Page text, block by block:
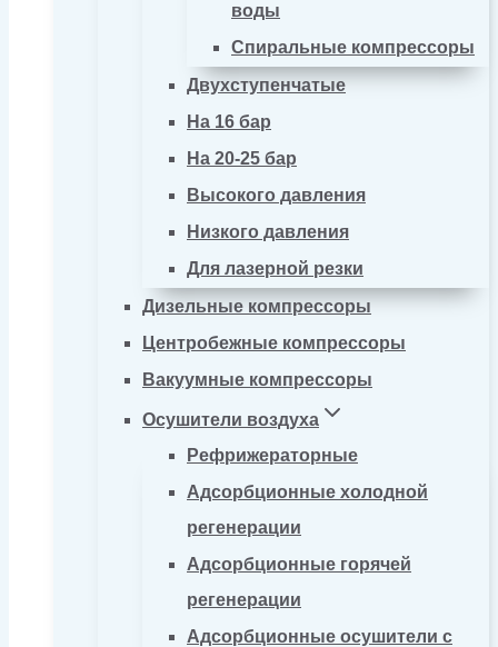
воды
Спиральные компрессоры
Двухступенчатые
На 16 бар
На 20-25 бар
Высокого давления
Низкого давления
Для лазерной резки
Дизельные компрессоры
Центробежные компрессоры
Вакуумные компрессоры
Осушители воздуха
Рефрижераторные
Адсорбционные холодной
регенерации
Адсорбционные горячей
регенерации
Адсорбционные осушители с